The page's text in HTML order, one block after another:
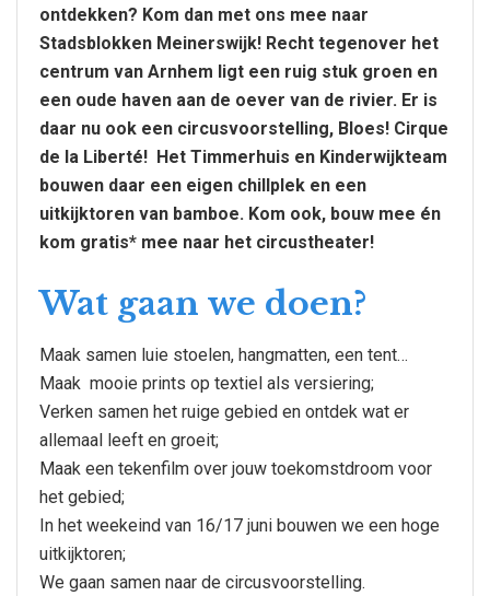
ontdekken? Kom dan met ons mee naar
Stadsblokken Meinerswijk! Recht tegenover het
centrum van Arnhem ligt een ruig stuk groen en
een oude haven aan de oever van de rivier. Er is
daar nu ook een circusvoorstelling, Bloes! Cirque
de la Liberté! Het Timmerhuis en Kinderwijkteam
bouwen daar een eigen chillplek en een
uitkijktoren van bamboe. Kom ook, bouw mee én
kom gratis* mee naar het circustheater!
Wat gaan we doen?
Maak samen luie stoelen, hangmatten, een tent…
Maak mooie prints op textiel als versiering;
Verken samen het ruige gebied en ontdek wat er
allemaal leeft en groeit;
Maak een tekenfilm over jouw toekomstdroom voor
het gebied;
In het weekeind van 16/17 juni bouwen we een hoge
uitkijktoren;
We gaan samen naar de circusvoorstelling.